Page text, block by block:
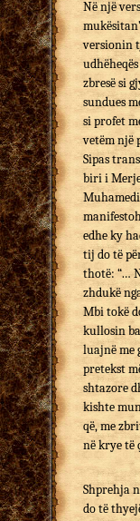
Në një
versionin
zbresë si
sundues
si profet
vetëm një
Sipas
biri i
edhe ky
tij do të
thotë: “…
zhdukë
Mbi tokë
kullosin
luajnë me
pretekst
shtazore
kishte
që, me
në krye të
Shprehja
do të